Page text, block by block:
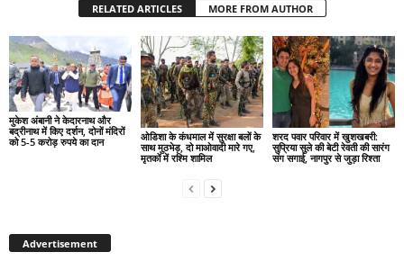
RELATED ARTICLES MORE FROM AUTHOR
मुकेश अंबानी ने केदारनाथ और
बद्रीनाथ में किए दर्शन, दोनों मंदिरों
को 5-5 करोड़ रुपये का दान
ओडिशा के कंधमाल में सुरक्षा बलों के
साथ मुठभेड़, दो माओवादी मारे गए,
मृतकों में रश्मि शामिल
शरद पवार परिवार में खुशखबरी:
सुप्रिया सुले की बेटी रेवती की सारंग
संग सगाई, नागपुर से जुड़ा रिश्ता
Advertisement